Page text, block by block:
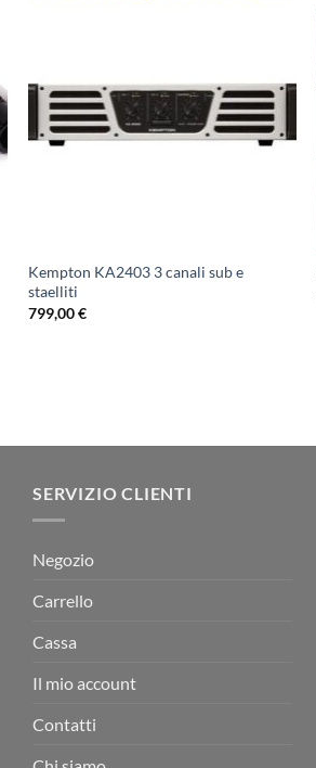
Kempton KA2403 3 canali sub e
staelliti
799,00€
SERVIZIO CLIENTI
Negozio
Carrello
Cassa
Il mio account
Contatti